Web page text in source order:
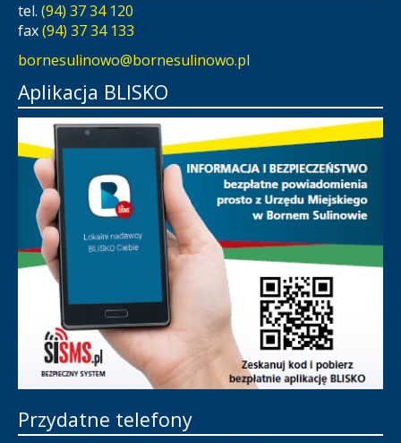
tel. (94) 37 34 120
fax(94) 37 34 133
bornesulinowo@bornesulinowo.pl
Aplikacja BLISKO
Przydatne telefony